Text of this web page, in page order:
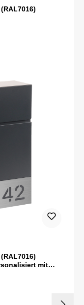
von 5 Sternen
von 5 Sternen
mit